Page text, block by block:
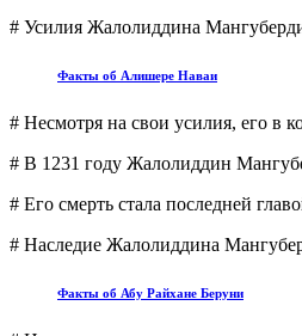
# Усилия Жалолиддина
Факты об Алишере Наваи
# Несмотря на свои усилия, его в
# В 1231 году Жалолиддин
# Его смерть стала последней
# Наследие Жалолиддина
Факты об Абу Райхане Беруни